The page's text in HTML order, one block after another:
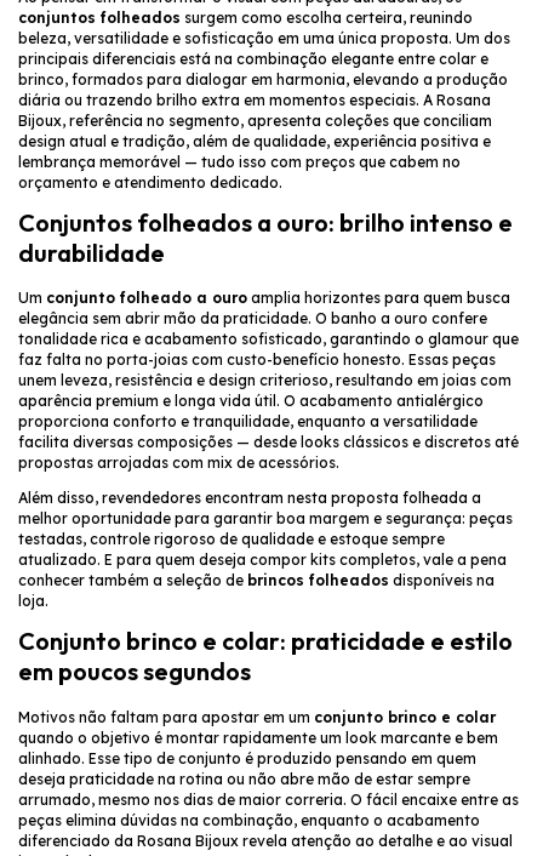
conjuntos folheados surgem como escolha certeira, reunindo
beleza, versatilidade e sofisticação em uma única proposta. Um dos
principais diferenciais está na combinação elegante entre colar e
brinco, formados para dialogar em harmonia, elevando a produção
diária ou trazendo brilho extra em momentos especiais. A Rosana
Bijoux, referência no segmento, apresenta coleções que conciliam
design atual e tradição, além de qualidade, experiência positiva e
lembrança memorável — tudo isso com preços que cabem no
orçamento e atendimento dedicado.
Conjuntos folheados a ouro: brilho intenso e
durabilidade
Um conjunto folheado a ouro amplia horizontes para quem busca
elegância sem abrir mão da praticidade. O banho a ouro confere
tonalidade rica e acabamento sofisticado, garantindo o glamour que
faz falta no porta-joias com custo-benefício honesto. Essas peças
unem leveza, resistência e design criterioso, resultando em joias com
aparência premium e longa vida útil. O acabamento antialérgico
proporciona conforto e tranquilidade, enquanto a versatilidade
facilita diversas composições — desde looks clássicos e discretos até
propostas arrojadas com mix de acessórios.
Além disso, revendedores encontram nesta proposta folheada a
melhor oportunidade para garantir boa margem e segurança: peças
testadas, controle rigoroso de qualidade e estoque sempre
atualizado. E para quem deseja compor kits completos, vale a pena
conhecer também a seleção de brincos folheados disponíveis na
loja.
Conjunto brinco e colar: praticidade e estilo
em poucos segundos
Motivos não faltam para apostar em um conjunto brinco e colar
quando o objetivo é montar rapidamente um look marcante e bem
alinhado. Esse tipo de conjunto é produzido pensando em quem
deseja praticidade na rotina ou não abre mão de estar sempre
arrumado, mesmo nos dias de maior correria. O fácil encaixe entre as
peças elimina dúvidas na combinação, enquanto o acabamento
diferenciado da Rosana Bijoux revela atenção ao detalhe e ao visual